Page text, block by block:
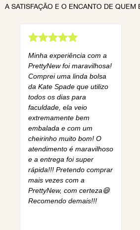
A SATISFAÇÃO E O ENCANTO DE QUEM
Minha experiência com a
PrettyNew foi maravilhosa!
Comprei uma linda bolsa
da Kate Spade que utilizo
todos os dias para
faculdade, ela veio
extremamente bem
embalada e com um
cheirinho muito bom! O
atendimento é maravilhoso
e a entrega foi super
rápida!!! Pretendo comprar
mais vezes com a
PrettyNew, com certeza😄
Recomendo demais!!!